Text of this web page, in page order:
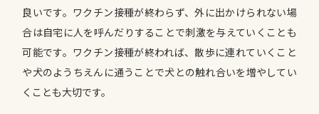
良いです。ワクチン接種が終わらず、外に出かけられない場
合は自宅に人を呼んだりすることで刺激を与えていくことも
可能です。ワクチン接種が終われば、散歩に連れていくこと
や犬のようちえんに通うことで犬との触れ合いを増やしてい
くことも大切です。